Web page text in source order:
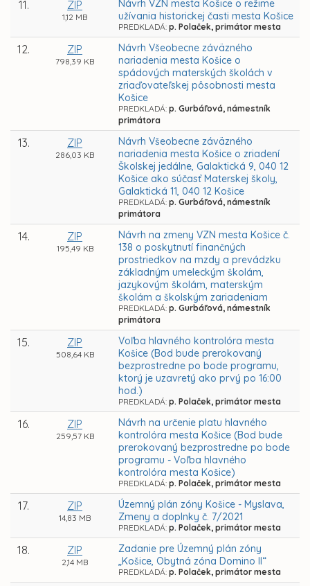
11. ZIP
1,12 MB
Návrh VZN mesta Košice o režime
užívania historickej časti mesta Košice
PREDKLADÁ: p. Polaček, primátor mesta
12. ZIP
798,39 KB
Návrh Všeobecne záväzného
nariadenia mesta Košice o
spádových materských školách v
zriaďovateľskej pôsobnosti mesta
Košice
PREDKLADÁ: p. Gurbáľová, námestník
primátora
13. ZIP
286,03 KB
Návrh Všeobecne záväzného
nariadenia mesta Košice o zriadení
Školskej jedálne, Galaktická 9, 040 12
Košice ako súčasť Materskej školy,
Galaktická 11, 040 12 Košice
PREDKLADÁ: p. Gurbáľová, námestník
primátora
14. ZIP
195,49 KB
Návrh na zmeny VZN mesta Košice č.
138 o poskytnutí finančných
prostriedkov na mzdy a prevádzku
základným umeleckým školám,
jazykovým školám, materským
školám a školským zariadeniam
PREDKLADÁ: p. Gurbáľová, námestník
primátora
15. ZIP
508,64 KB
Voľba hlavného kontrolóra mesta
Košice (Bod bude prerokovaný
bezprostredne po bode programu,
ktorý je uzavretý ako prvý po 16:00
hod.)
PREDKLADÁ: p. Polaček, primátor mesta
16. ZIP
259,57 KB
Návrh na určenie platu hlavného
kontrolóra mesta Košice (Bod bude
prerokovaný bezprostredne po bode
programu - Voľba hlavného
kontrolóra mesta Košice)
PREDKLADÁ: p. Polaček, primátor mesta
17. ZIP
14,83 MB
Územný plán zóny Košice - Myslava,
Zmeny a doplnky č. 7/2021
PREDKLADÁ: p. Polaček, primátor mesta
18. ZIP
2,14 MB
Zadanie pre Územný plán zóny
„Košice, Obytná zóna Domino II“
PREDKLADÁ: p. Polaček, primátor mesta